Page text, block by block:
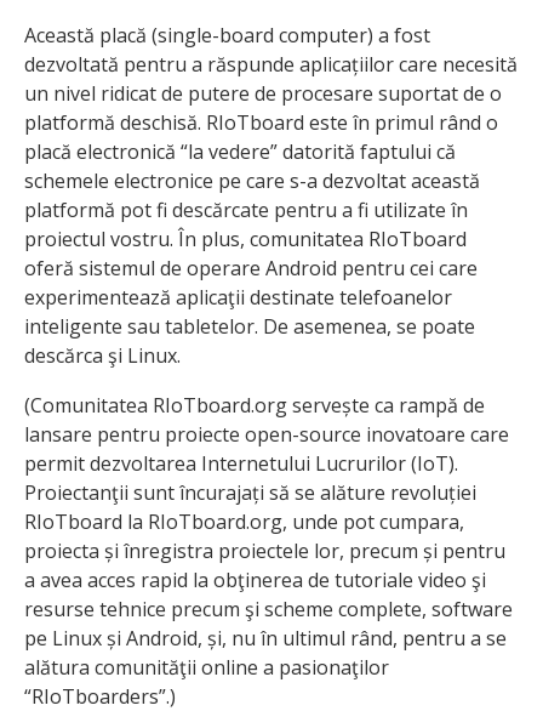
Această placă (single-board computer) a fost
dezvoltată pentru a răspunde aplicațiilor care necesită
un nivel ridicat de putere de procesare suportat de o
platformă deschisă. RIoTboard este în primul rând o
placă electronică “la vedere” datorită faptului că
schemele electronice pe care s-a dezvoltat această
platformă pot fi descărcate pentru a fi utilizate în
proiectul vostru. În plus, comunitatea RIoTboard
oferă sistemul de operare Android pentru cei care
experimentează aplicaţii destinate telefoanelor
inteligente sau tabletelor. De asemenea, se poate
descărca şi Linux.
(Comunitatea RIoTboard.org servește ca rampă de
lansare pentru proiecte open-source inovatoare care
permit dezvoltarea Internetului Lucrurilor (IoT).
Proiectanţii sunt încurajați să se alăture revoluției
RIoTboard la RIoTboard.org, unde pot cumpara,
proiecta și înregistra proiectele lor, precum și pentru
a avea acces rapid la obţinerea de tutoriale video şi
resurse tehnice precum şi scheme complete, software
pe Linux și Android, și, nu în ultimul rând, pentru a se
alătura comunităţii online a pasionaţilor
“RIoTboarders”.)